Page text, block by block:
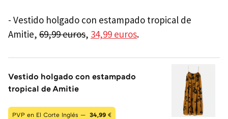
- Vestido holgado con estampado tropical de
Amitie, 69,99 euros, 34,99 euros.
Vestido holgado con estampado
tropical de Amitie
PVP en El Corte Inglés — 34,99 €